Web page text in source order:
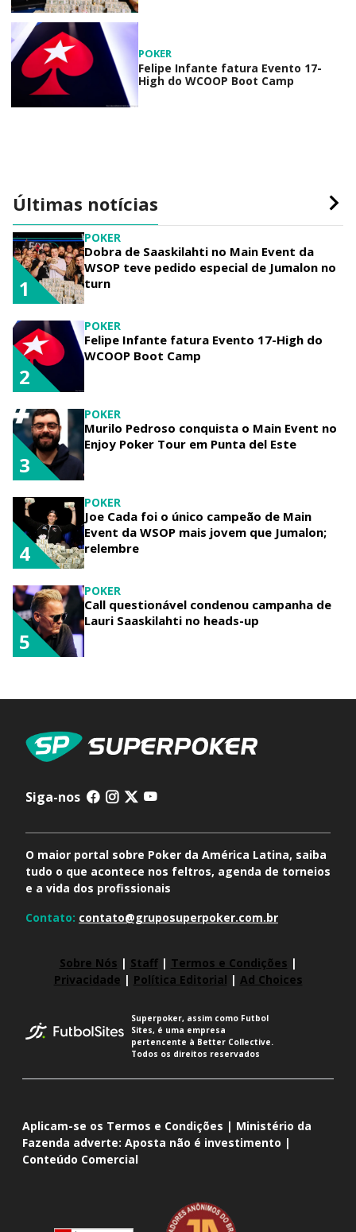
POKER
Felipe Infante fatura Evento 17-
High do WCOOP Boot Camp
Últimas notícias
POKER
Dobra de Saaskilahti no Main Event da
WSOP teve pedido especial de Jumalon no
turn
1
POKER
Felipe Infante fatura Evento 17-High do
WCOOP Boot Camp
2
POKER
Murilo Pedroso conquista o Main Event no
Enjoy Poker Tour em Punta del Este
3
POKER
Joe Cada foi o único campeão de Main
Event da WSOP mais jovem que Jumalon;
relembre
4
POKER
Call questionável condenou campanha de
Lauri Saaskilahti no heads-up
5
Siga-nos
O maior portal sobre Poker da América Latina, saiba
tudo o que acontece nos feltros, agenda de torneios
e a vida dos profissionais
Contato: contato@gruposuperpoker.com.br
Sobre Nós | Staff| Termos e Condições |
Privacidade | Política Editorial | Ad Choices
Superpoker, assim como Futbol
Sites, é uma empresa
pertencente à Better Collective.
Todos os direitos reservados
Aplicam-se os Termos e Condições | Ministério da
Fazenda adverte: Aposta não é investimento |
Conteúdo Comercial